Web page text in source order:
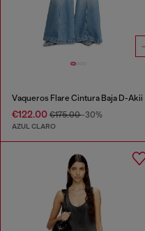
Vaqueros Flare Cintura Baja D-Akii
€122.00 €175.00-30%
AZUL CLARO